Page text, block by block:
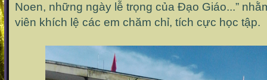
Noen, những ngày lễ trọng của Đạo Giáo...”
viên khích lệ các em chăm chỉ, tích cực học tập.